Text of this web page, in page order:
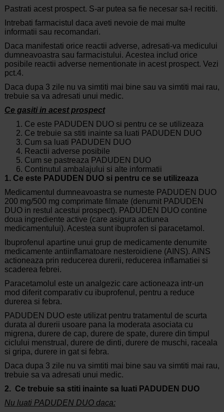
Pastrati acest prospect. S-ar putea sa fie necesar sa-l recititi.
Intrebati farmacistul daca aveti nevoie de mai multe
informatii sau recomandari.
Daca manifestati orice reactii adverse, adresati-va medicului
dumneavoastra sau farmacistului. Acestea includ orice
posibile reactii adverse nementionate in acest prospect. Vezi
pct.4.
Daca dupa 3 zile nu va simtiti mai bine sau va simtiti mai rau,
trebuie sa va adresati unui medic.
Ce gasiti in acest prospect
Ce este PADUDEN DUO si pentru ce se utilizeaza
Ce trebuie sa stiti inainte sa luati PADUDEN DUO
Cum sa luati PADUDEN DUO
Reactii adverse posibile
Cum se pastreaza PADUDEN DUO
Continutul ambalajului si alte informatii
1. Ce este PADUDEN DUO si pentru ce se utilizeaza
Medicamentul dumneavoastra se numeste PADUDEN DUO
200 mg/500 mg comprimate filmate (denumit PADUDEN
DUO in restul acestui prospect). PADUDEN DUO contine
doua ingrediente active (care asigura actiunea
medicamentului). Acestea sunt ibuprofen si paracetamol.
Ibuprofenul apartine unui grup de medicamente denumite
medicamente antiinflamatoare nesteroidiene (AINS). AINS
actioneaza prin reducerea durerii, reducerea inflamatiei si
scaderea febrei.
Paracetamolul este un analgezic care actioneaza intr-un
mod diferit comparativ cu ibuprofenul, pentru a reduce
durerea si febra.
PADUDEN DUO este utilizat pentru tratamentul de scurta
durata al durerii usoare pana la moderata asociata cu
migrena, durere de cap, durere de spate, durere din timpul
ciclului menstrual, durere de dinti, durere de muschi, raceala
si gripa, durere in gat si febra.
Daca dupa 3 zile nu va simtiti mai bine sau va simtiti mai rau,
trebuie sa va adresati unui medic.
2. Ce trebuie sa stiti inainte sa luati PADUDEN DUO
Nu luati PADUDEN DUO daca: